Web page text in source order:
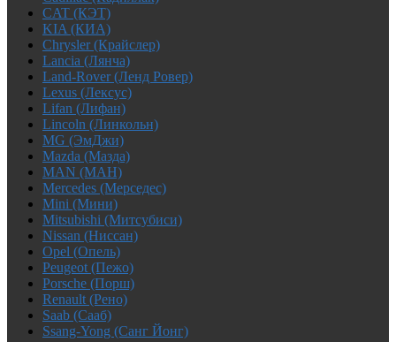
CAT (КЭТ)
KIA (КИА)
Chrysler (Крайслер)
Lancia (Лянча)
Land-Rover (Ленд Ровер)
Lexus (Лексус)
Lifan (Лифан)
Lincoln (Линкольн)
MG (ЭмДжи)
Mazda (Мазда)
MAN (МАН)
Mercedes (Мерседес)
Mini (Мини)
Mitsubishi (Митсубиси)
Nissan (Ниссан)
Opel (Опель)
Peugeot (Пежо)
Porsche (Порш)
Renault (Рено)
Saab (Сааб)
Ssang-Yong (Санг Йонг)